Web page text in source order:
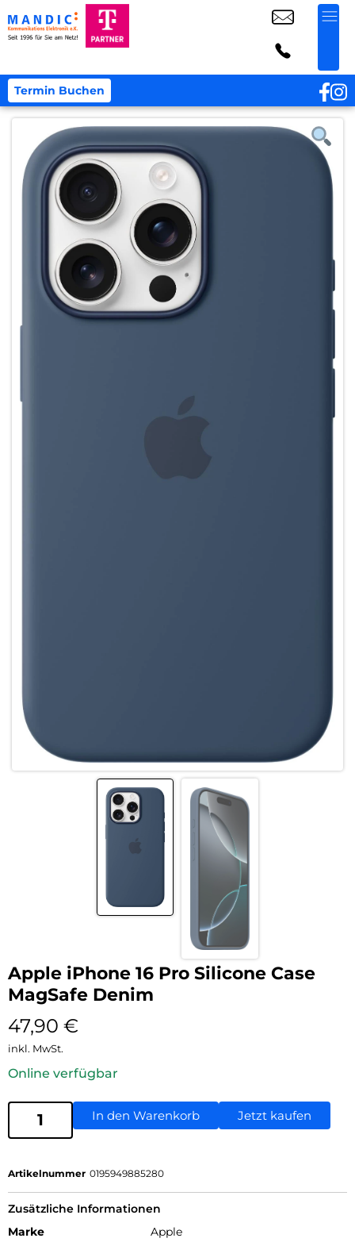
Termin Buchen
Apple iPhone 16 Pro Silicone Case
MagSafe Denim
47,90 €
inkl. MwSt.
Online verfügbar
In den Warenkorb Jetzt kaufen
Artikelnummer 0195949885280
Zusätzliche Informationen
Marke
Apple